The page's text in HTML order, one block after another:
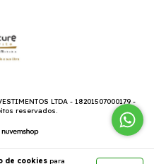
de cookies para
LTDA - 18201507000179 -
reservados.